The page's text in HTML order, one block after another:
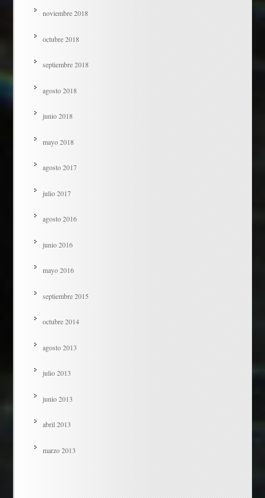
noviembre 2018
octubre 2018
septiembre 2018
agosto 2018
junio 2018
mayo 2018
agosto 2017
julio 2017
agosto 2016
junio 2016
mayo 2016
septiembre 2015
octubre 2014
agosto 2013
julio 2013
junio 2013
abril 2013
marzo 2013